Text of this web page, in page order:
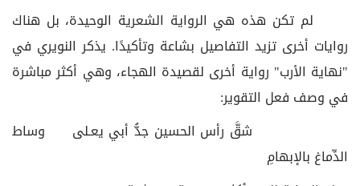
لم تكن هذه هي الرواية الشعرية الوحيدة، بل هناك
روايات أخرى تزيد التفاصيل بشاعة وتأكيدًا. يذكر النويري في
"نهاية الأرب" رواية أخرى لقصيدة الهجاء، وهي أكثر مباشرة
في وصف فعل التقوير:
شقَّ رأس الحسين جدُّ أبي يعـلى وساط
الدِّماغ بالإبهامِ